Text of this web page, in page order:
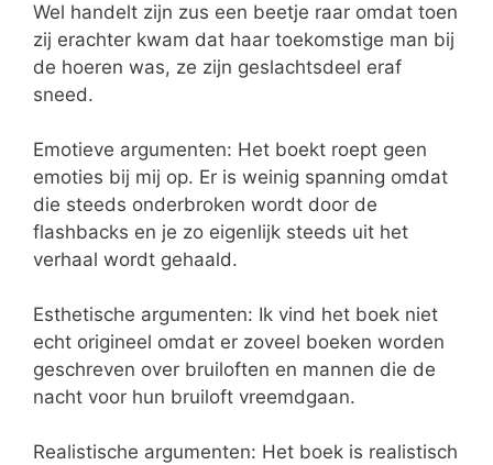
Wel handelt zijn zus een beetje raar omdat toen
zij erachter kwam dat haar toekomstige man bij
de hoeren was, ze zijn geslachtsdeel eraf
sneed.
Emotieve argumenten: Het boekt roept geen
emoties bij mij op. Er is weinig spanning omdat
die steeds onderbroken wordt door de
flashbacks en je zo eigenlijk steeds uit het
verhaal wordt gehaald.
Esthetische argumenten: Ik vind het boek niet
echt origineel omdat er zoveel boeken worden
geschreven over bruiloften en mannen die de
nacht voor hun bruiloft vreemdgaan.
Realistische argumenten: Het boek is realistisch